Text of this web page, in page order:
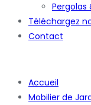
Pergolas
Téléchargez
Contact
Accueil
Mobilier de